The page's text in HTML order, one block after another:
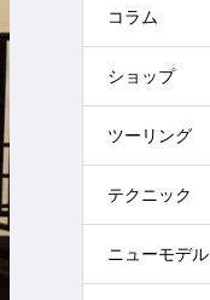
コラム
ショップ
ツーリング
テクニック
ニューモデル